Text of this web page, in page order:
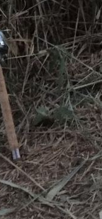
Marc Stapfer
Lucas Schwarzmann,